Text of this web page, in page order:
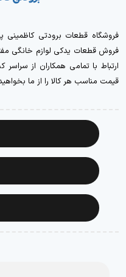
فروش قطعات یدکی لوازم خانگی
ارتباط با تمامی همکاران از
قیمت مناسب هر کالا را از ما